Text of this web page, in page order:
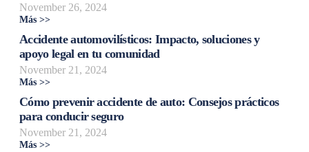
November 26, 2024
Más >>
Accidente automovilísticos: Impacto, soluciones y
apoyo legal en tu comunidad
November 21, 2024
Más >>
Cómo prevenir accidente de auto: Consejos prácticos
para conducir seguro
November 21, 2024
Más >>